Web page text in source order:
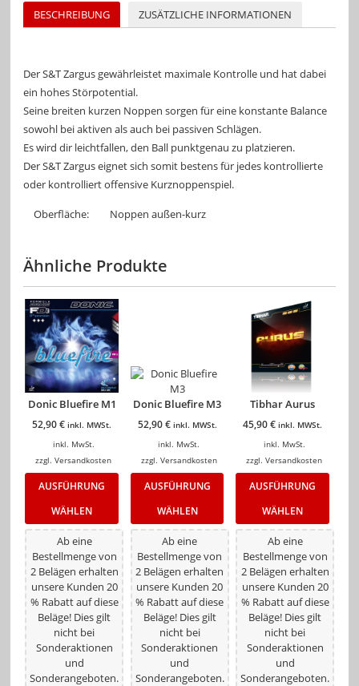
BESCHREIBUNG ZUSÄTZLICHE INFORMATIONEN
Der S&T Zargus gewährleistet maximale Kontrolle und hat dabei
ein hohes Störpotential.
Seine breiten kurzen Noppen sorgen für eine konstante Balance
sowohl bei aktiven als auch bei passiven Schlägen.
Es wird dir leichtfallen, den Ball punktgenau zu platzieren.
Der S&T Zargus eignet sich somit bestens für jedes kontrollierte
oder kontrolliert offensive Kurznoppenspiel.
Oberfläche: Noppen außen-kurz
Ähnliche Produkte
Donic Bluefire M1
52,90€ inkl. MWSt.
inkl. MwSt.
zzgl.Versandkosten
AUSFÜHRUNG
WÄHLEN
Ab eine
Bestellmenge von
2 Belägen erhalten
unsere Kunden 20
% Rabatt auf diese
Beläge! Dies gilt
nicht bei
Sonderaktionen
und
Sonderangeboten.
Donic Bluefire M3
52,90€ inkl. MWSt.
inkl. MwSt.
zzgl. Versandkosten
AUSFÜHRUNG
WÄHLEN
Ab eine
Bestellmenge von
2 Belägen erhalten
unsere Kunden 20
% Rabatt auf diese
Beläge! Dies gilt
nicht bei
Sonderaktionen
und
Sonderangeboten.
Tibhar Aurus
45,90€ inkl. MWSt.
inkl. MwSt.
zzgl.Versandkosten
AUSFÜHRUNG
WÄHLEN
Ab eine
Bestellmenge von
2 Belägen erhalten
unsere Kunden 20
% Rabatt auf diese
Beläge! Dies gilt
nicht bei
Sonderaktionen
und
Sonderangeboten.